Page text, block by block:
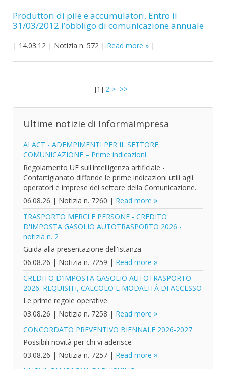
Produttori di pile e accumulatori. Entro il
31/03/2012 l’obbligo di comunicazione annuale
| 14.03.12 | Notizia n. 572 | Read more |
[1] 2 > >>
Ultime notizie di InformaImpresa
AI ACT - ADEMPIMENTI PER IL SETTORE
COMUNICAZIONE – Prime indicazioni
Regolamento UE sull'intelligenza artificiale -
Confartigianato diffonde le prime indicazioni utili agli
operatori e imprese del settore della Comunicazione.
06.08.26 | Notizia n. 7260 | Read more
TRASPORTO MERCI E PERSONE - CREDITO
D'IMPOSTA GASOLIO AUTOTRASPORTO 2026 -
notizia n. 2
Guida alla presentazione dell'istanza
06.08.26 | Notizia n. 7259 | Read more
CREDITO D’IMPOSTA GASOLIO AUTOTRASPORTO
2026: REQUISITI, CALCOLO E MODALITÀ DI ACCESSO
Le prime regole operative
03.08.26 | Notizia n. 7258 | Read more
CONCORDATO PREVENTIVO BIENNALE 2026-2027
Possibili novità per chi vi aderisce
03.08.26 | Notizia n. 7257 | Read more